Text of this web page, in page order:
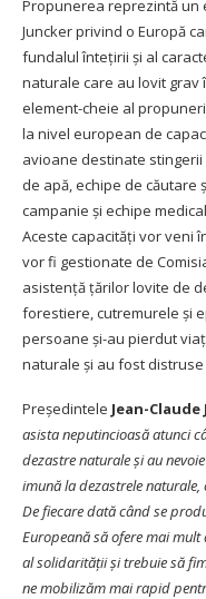
Propunerea reprezintă un
Juncker privind o Europă
fundalul întețirii și al
naturale care au lovit grav
element-cheie al
la nivel european de
avioane destinate
de apă, echipe de căutare
campanie și echipe
Aceste capacități vor veni
vor fi gestionate de
asistență țărilor lovite de
forestiere, cutremurele și
persoane și-au pierdut
naturale și au fost
Președintele Jean-Claude
asista neputincioasă atunci
dezastre naturale și au
imună la dezastrele
De fiecare dată când se
Europeană să ofere mai
al solidarității și trebuie să
ne mobilizăm mai rapid